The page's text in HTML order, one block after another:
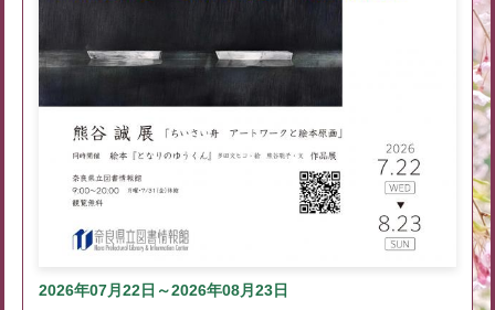
2026年07月22日～2026年08月23日